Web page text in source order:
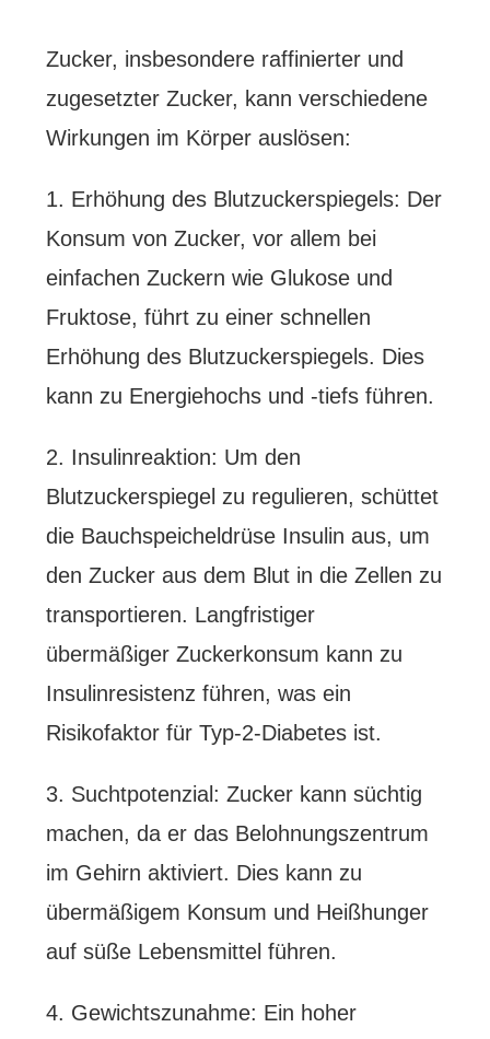
Zucker, insbesondere raffinierter und
zugesetzter Zucker, kann verschiedene
Wirkungen im Körper auslösen:
1. Erhöhung des Blutzuckerspiegels: Der
Konsum von Zucker, vor allem bei
einfachen Zuckern wie Glukose und
Fruktose, führt zu einer schnellen
Erhöhung des Blutzuckerspiegels. Dies
kann zu Energiehochs und -tiefs führen.
2. Insulinreaktion: Um den
Blutzuckerspiegel zu regulieren, schüttet
die Bauchspeicheldrüse Insulin aus, um
den Zucker aus dem Blut in die Zellen zu
transportieren. Langfristiger
übermäßiger Zuckerkonsum kann zu
Insulinresistenz führen, was ein
Risikofaktor für Typ-2-Diabetes ist.
3. Suchtpotenzial: Zucker kann süchtig
machen, da er das Belohnungszentrum
im Gehirn aktiviert. Dies kann zu
übermäßigem Konsum und Heißhunger
auf süße Lebensmittel führen.
4. Gewichtszunahme: Ein hoher